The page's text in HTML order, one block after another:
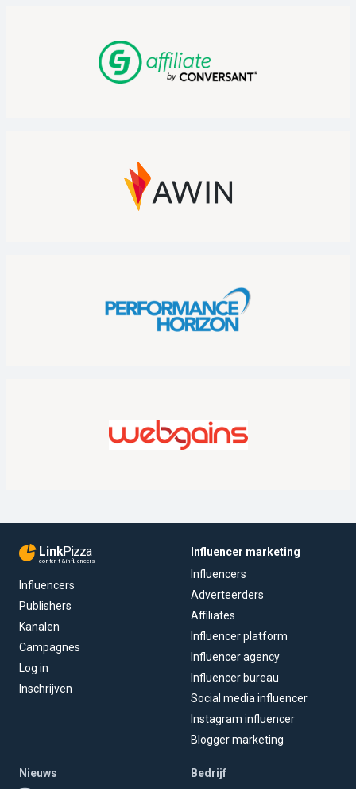
LinkPizza
content & influencers
Influencers
Publishers
Kanalen
Campagnes
Log in
Inschrijven
Influencer marketing
Influencers
Adverteerders
Affiliates
Influencer platform
Influencer agency
Influencer bureau
Social media influencer
Instagram influencer
Blogger marketing
Nieuws
Bedrijf